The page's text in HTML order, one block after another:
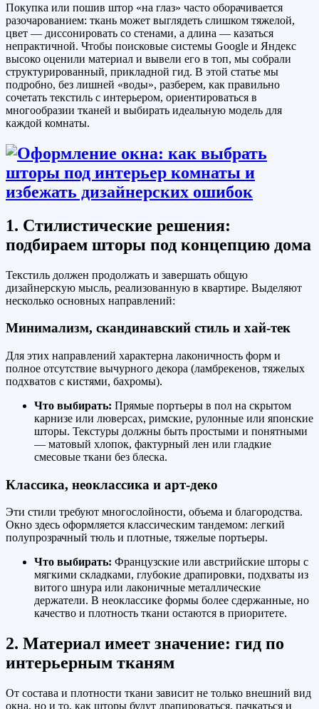
Покупка или пошив штор «на глаз» часто оборачивается
разочарованием: ткань может выглядеть слишком тяжелой,
цвет — диссонировать со стенами, а длина — казаться
непрактичной. Чтобы поисковые системы Google и Яндекс
высоко оценили материал и вывели его в топ, мы собрали
структурированный, прикладной гид. В этой статье мы
подробно, без лишней «воды», разберем, как правильно
сочетать текстиль с интерьером, ориентироваться в
многообразии тканей и выбирать идеальную модель для
каждой комнаты.
1. Стилистические решения:
подбираем шторы под концепцию дома
Текстиль должен продолжать и завершать общую
дизайнерскую мысль, реализованную в квартире. Выделяют
несколько основных направлений:
Минимализм, скандинавский стиль и хай-тек
Для этих направлений характерна лаконичность форм и
полное отсутствие вычурного декора (ламбрекенов, тяжелых
подхватов с кистями, бахромы).
Что выбирать: Прямые портьеры в пол на скрытом
карнизе или люверсах, римские, рулонные или японские
шторы. Текстуры должны быть простыми и понятными
— матовый хлопок, фактурный лен или гладкие
смесовые ткани без блеска.
Классика, неоклассика и арт-деко
Эти стили требуют многослойности, объема и благородства.
Окно здесь оформляется классическим тандемом: легкий
полупрозрачный тюль и плотные, тяжелые портьеры.
Что выбирать: Французские или австрийские шторы с
мягкими складками, глубокие драпировки, подхваты из
витого шнура или лаконичные металлические
держатели. В неоклассике формы более сдержанные, но
качество и плотность ткани остаются в приоритете.
2. Материал имеет значение: гид по
интерьерным тканям
От состава и плотности ткани зависит не только внешний вид
окна, но и то, как шторы будут драпироваться, пачкаться и